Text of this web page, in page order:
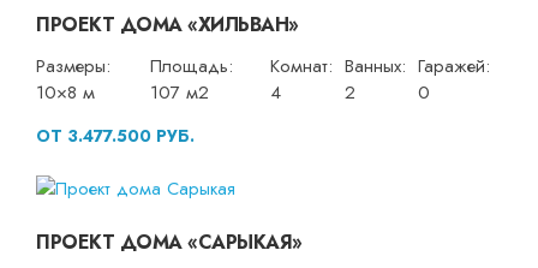
ПРОЕКТ ДОМА «ХИЛЬВАН»
Размеры:
10×8 м
Площадь:
107 м2
Комнат:
4
Ванных:
2
Гаражей:
0
ОТ 3.477.500 РУБ.
ПРОЕКТ ДОМА «САРЫКАЯ»